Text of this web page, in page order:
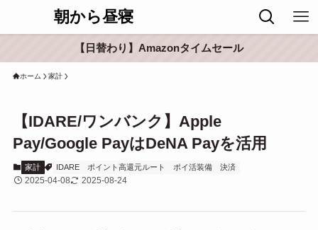
朝から昼寝
【日替わり】Amazonタイムセール
ホーム 家計
【IDARE/ワンバンク】Apple
Pay/Google PayはDeNA Payを活用
家計 IDARE ポイント高還元ルート ポイ活装備 決済
2025-04-08 2025-08-24